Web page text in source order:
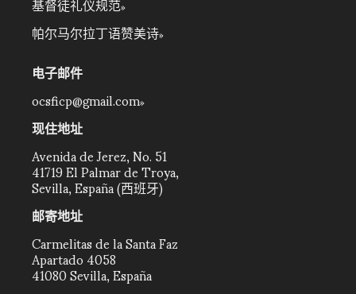
帕尔马尔拉丁语赞美诗
电子邮件
ocsficp@gmail.com
现住地址
Avenida de Jerez, No. 51
41719 El Palmar de Troya,
Sevilla, España (西班牙)
邮寄地址
Carmelitas de la Santa Faz
Apartado 4058
41080 Sevilla, España